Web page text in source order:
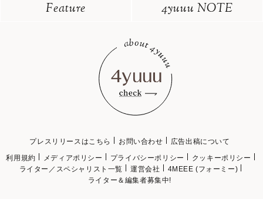
Feature
4yuuu NOTE
プレスリリースはこちら お問い合わせ
広告出稿について
利用規約
メディアポリシー プライバシーポリシー
クッキーポリシー
ライター／スペシャリスト一覧
運営会社
4MEEE (フォーミー)
ライター＆編集者募集中!